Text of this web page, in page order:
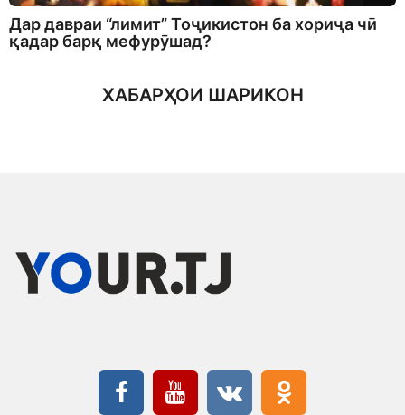
Дар давраи “лимит” Тоҷикистон ба хориҷа чӣ
қадар барқ мефурӯшад?
ХАБАРҲОИ ШАРИКОН